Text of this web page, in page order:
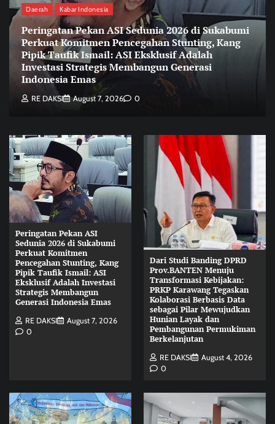
Daerah Kabar Indonesia
Peringatan Pekan ASI Sedunia 2026 di Sukabumi
Perkuat Komitmen Pencegahan Stunting, Kang
Pipik Taufik Ismail: ASI Eksklusif Adalah
Investasi Strategis Membangun Generasi
Indonesia Emas
RE DAKSI August 7, 2026 0
Peringatan Pekan ASI
Sedunia 2026 di Sukabumi
Perkuat Komitmen
Pencegahan Stunting, Kang
Pipik Taufik Ismail: ASI
Eksklusif Adalah Investasi
Strategis Membangun
Generasi Indonesia Emas
RE DAKSI
August 7, 2026
0
Dari Studi Banding DPRD
Prov.BANTEN Menuju
Transformasi Kebijakan:
PRKP Karawang Tegaskan
Kolaborasi Berbasis Data
sebagai Pilar Mewujudkan
Hunian Layak dan
Pembangunan Permukiman
Berkelanjutan
RE DAKSI
August 4, 2026
0